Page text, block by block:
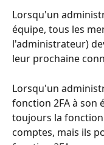
Lorsqu'un
équipe, tous les
l'administrateur)
leur prochaine
Lorsqu'un
fonction 2FA à son
toujours la
comptes, mais ils